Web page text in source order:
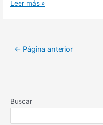
Leer más »
← Página anterior
Buscar